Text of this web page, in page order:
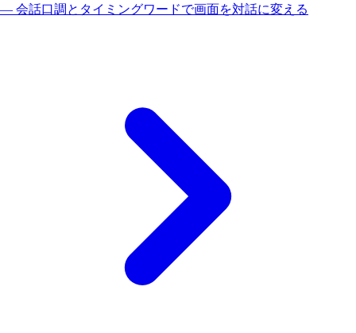
— 会話口調とタイミングワードで画面を対話に変える